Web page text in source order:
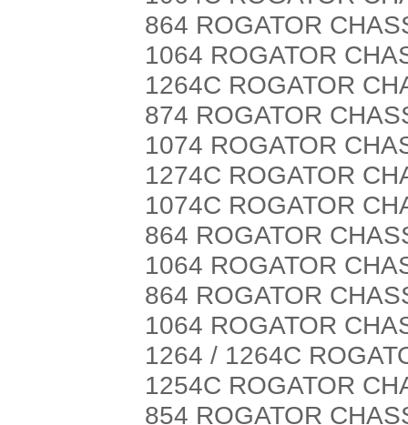
864 ROGATOR
1064 ROGATOR
1264C ROGATOR
874 ROGATOR
1074 ROGATOR
1274C ROGATOR
1074C ROGATOR
864 ROGATOR
1064 ROGATOR
864 ROGATOR
1064 ROGATOR
1264 / 1264C
1254C ROGATOR
854 ROGATOR